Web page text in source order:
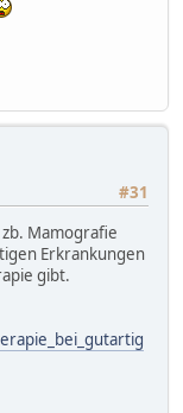
#31
Mamografie
Erkrankungen
gibt.